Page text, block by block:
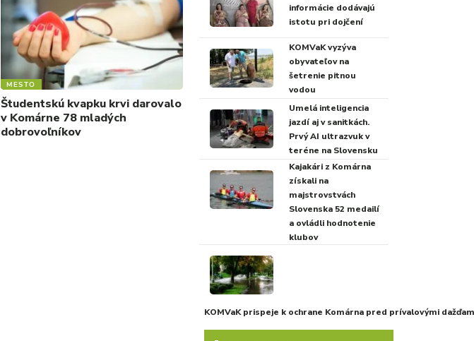
MESTO
Študentskú kvapku krvi darovalo
v Komárne 78 mladých
dobrovoľníkov
informácie dodávajú
istotu pri dojčení
KOMVaK vyzýva
obyvateľov na
šetrenie pitnou
vodou
Umelá inteligencia
jazdí aj v sanitkách.
Prvý AI ultrazvuk v
teréne na Slovensku
Kajakári z Komárna
získali na
majstrovstvách
Slovenska 52 medailí
a ovládli hodnotenie
klubov
KOMVaK prispeje k ochrane Komárna pred prívalovými